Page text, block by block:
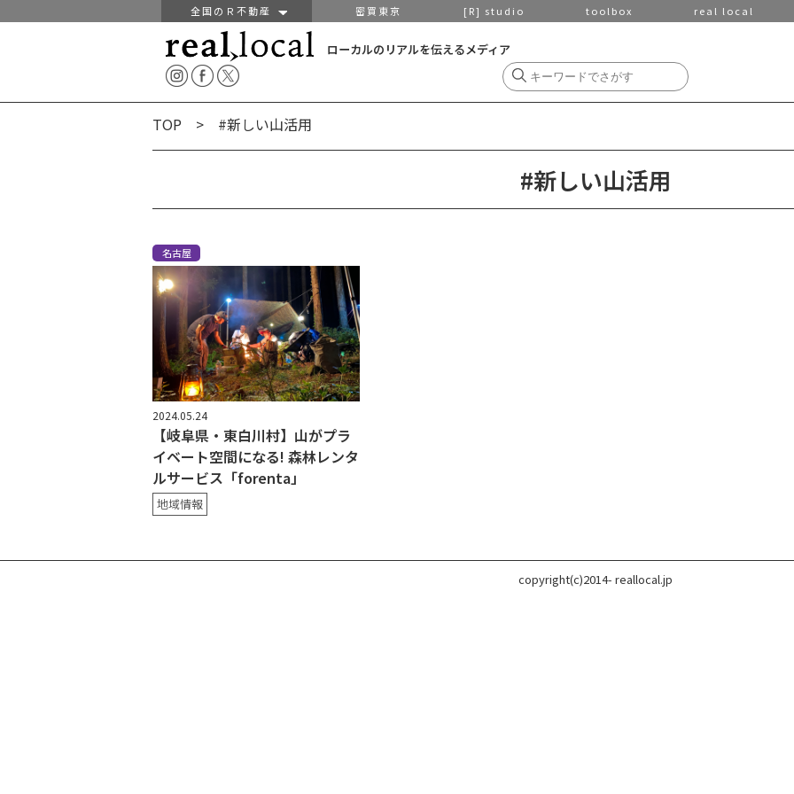
全国のＲ不動産 密買東京 [R] studio toolbox real local
ローカルのリアルを伝えるメディア
TOP > #新しい山活用
#新しい山活用
名古屋
2024.05.24
【岐阜県・東白川村】山がプラ
イベート空間になる! 森林レンタ
ルサービス「forenta」
地域情報
copyright(c)2014- reallocal.jp